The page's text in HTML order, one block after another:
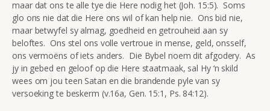
maar dat ons te alle tye die Here nodig het (Joh. 15:5). Soms
glo ons nie dat die Here ons wil of kan help nie. Ons bid nie,
maar betwyfel sy almag, goedheid en getrouheid aan sy
beloftes. Ons stel ons volle vertroue in mense, geld, onsself,
ons vermoëns of iets anders. Die Bybel noem dit afgodery. As
jy in gebed en geloof op die Here staatmaak, sal Hy ‘n skild
wees om jou teen Satan en die brandende pyle van sy
versoeking te beskerm (v.16a, Gen. 15:1, Ps. 84:12).